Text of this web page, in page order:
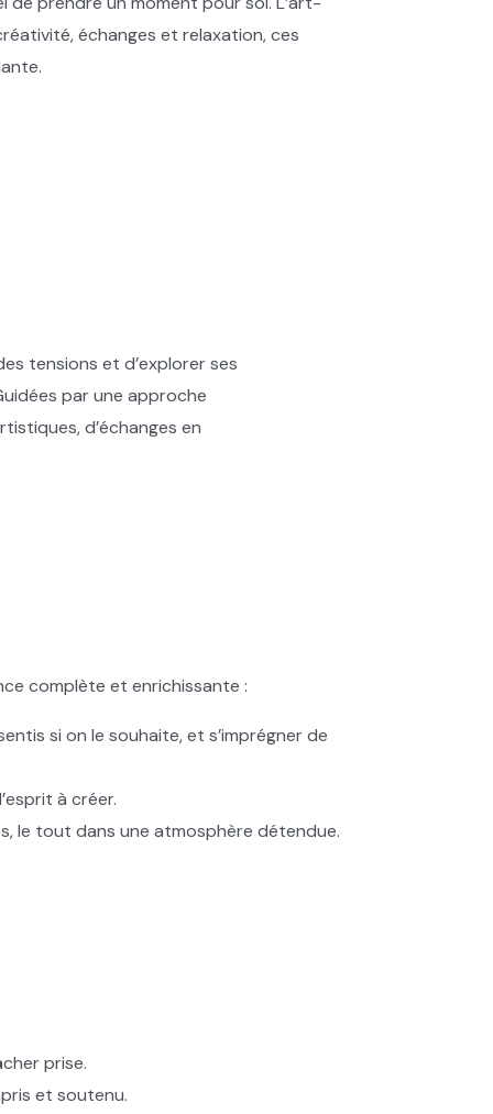
échanges et relaxation, ces
tensions et d’explorer ses
par une approche
d’échanges en
complète et enrichissante :
si on le souhaite, et s’imprégner de
à créer.
le tout dans une atmosphère détendue.
prise.
et soutenu.